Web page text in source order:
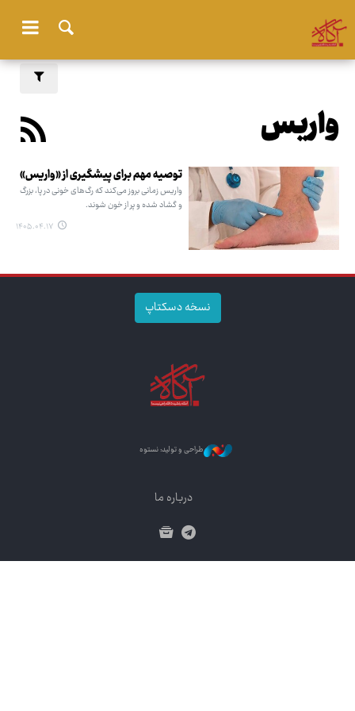
واریس
توصیه مهم برای پیشگیری از «واریس»
واریس زمانی بروز می‌کند که رگ‌های خونی در پا، بزرگ
و گشاد شده و پر از خون شوند.
۱۴۰۵.۰۴.۱۷
نسخه دسکتاپ
طراحی و تولید: نستوه
درباره ما